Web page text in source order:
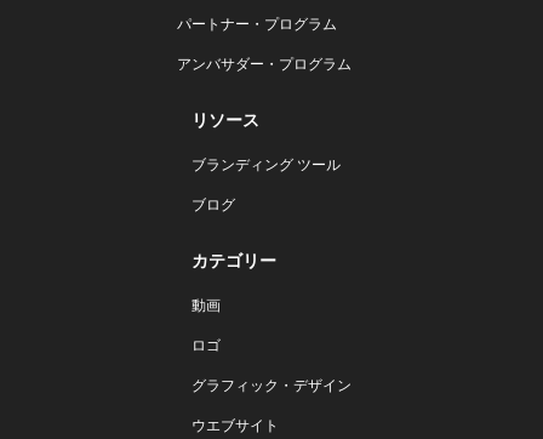
パートナー・プログラム
アンバサダー・プログラム
リソース
ブランディング ツール
ブログ
カテゴリー
動画
ロゴ
グラフィック・デザイン
ウエブサイト